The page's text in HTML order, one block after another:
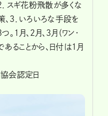
スギ花粉飛散が多くな
、3．いろいろな手段を
1月、2月、3月（ワン・
あることから、日付は1月
会認定日